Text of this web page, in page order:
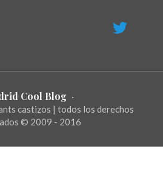
Cool Blog ·
castizos | todos los derechos
© 2009 - 2016